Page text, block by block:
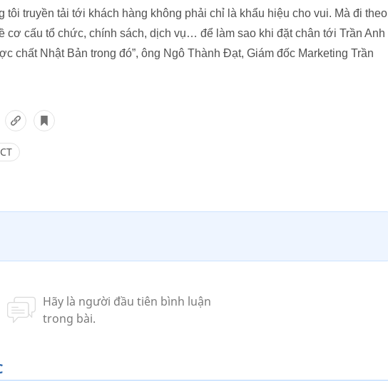
tôi truyền tải tới khách hàng không phải chỉ là khẩu hiệu cho vui. Mà đi theo
cơ cấu tổ chức, chính sách, dịch vụ… để làm sao khi đặt chân tới Trần Anh
chất Nhật Bản trong đó”, ông Ngô Thành Đạt, Giám đốc Marketing Trần